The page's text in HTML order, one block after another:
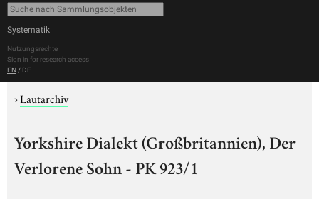
Systematik
Nutzungsrechte
Sign in for research access
EN / DE
›Lautarchiv
Yorkshire Dialekt (Großbritannien), Der
Verlorene Sohn - PK 923/1